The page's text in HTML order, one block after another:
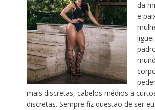
da
e
mais discretas, cabelos médios a
discretas. Sempre fiz questão de ser